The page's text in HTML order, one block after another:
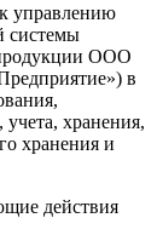
управлению
системы
ООО
в
хранения,
хранения и
действия